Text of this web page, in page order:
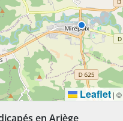
Leaflet | ©
en Ariège